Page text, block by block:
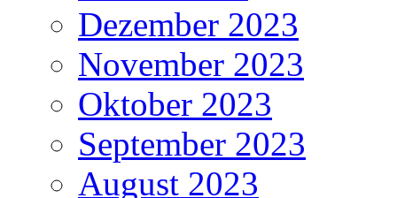
Dezember 2023
November 2023
Oktober 2023
September 2023
August 2023